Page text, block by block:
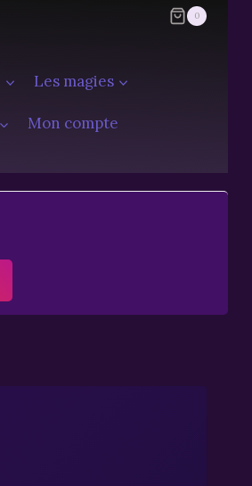
0
Les magies
Mon compte